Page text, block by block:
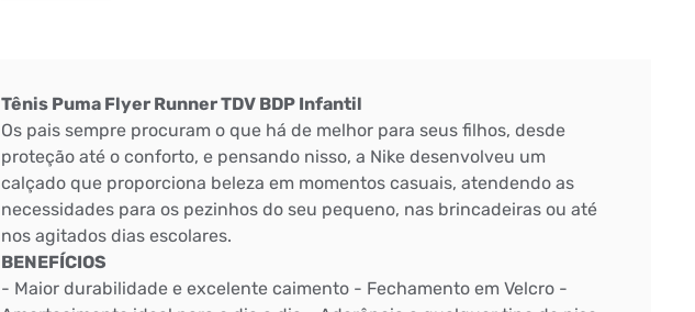
Tênis Puma Flyer Runner TDV BDP Infantil
Os pais sempre procuram o que há de melhor para seus filhos, desde
proteção até o conforto, e pensando nisso, a Nike desenvolveu um
calçado que proporciona beleza em momentos casuais, atendendo as
necessidades para os pezinhos do seu pequeno, nas brincadeiras ou até
nos agitados dias escolares.
BENEFÍCIOS
- Maior durabilidade e excelente caimento - Fechamento em Velcro -